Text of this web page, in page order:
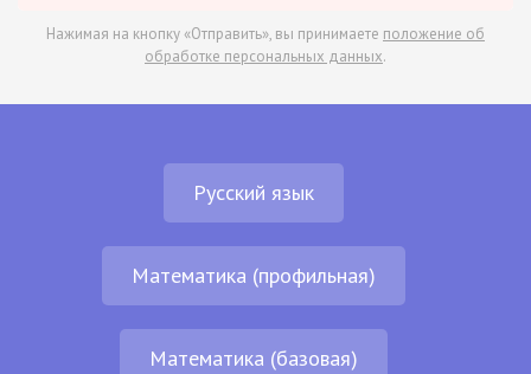
Нажимая на кнопку «Отправить», вы принимаете положение об
обработке персональных данных.
Русский язык
Математика (профильная)
Математика (базовая)